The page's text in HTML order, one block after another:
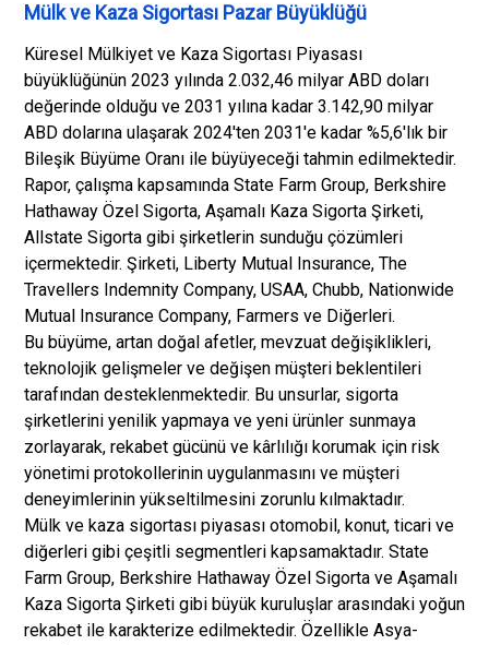
Mülk ve Kaza Sigortası Pazar Büyüklüğü
Küresel Mülkiyet ve Kaza Sigortası Piyasası
büyüklüğünün 2023 yılında 2.032,46 milyar ABD doları
değerinde olduğu ve 2031 yılına kadar 3.142,90 milyar
ABD dolarına ulaşarak 2024'ten 2031'e kadar %5,6'lık bir
Bileşik Büyüme Oranı ile büyüyeceği tahmin edilmektedir.
Rapor, çalışma kapsamında State Farm Group, Berkshire
Hathaway Özel Sigorta, Aşamalı Kaza Sigorta Şirketi,
Allstate Sigorta gibi şirketlerin sunduğu çözümleri
içermektedir. Şirketi, Liberty Mutual Insurance, The
Travellers Indemnity Company, USAA, Chubb, Nationwide
Mutual Insurance Company, Farmers ve Diğerleri.
Bu büyüme, artan doğal afetler, mevzuat değişiklikleri,
teknolojik gelişmeler ve değişen müşteri beklentileri
tarafından desteklenmektedir. Bu unsurlar, sigorta
şirketlerini yenilik yapmaya ve yeni ürünler sunmaya
zorlayarak, rekabet gücünü ve kârlılığı korumak için risk
yönetimi protokollerinin uygulanmasını ve müşteri
deneyimlerinin yükseltilmesini zorunlu kılmaktadır.
Mülk ve kaza sigortası piyasası otomobil, konut, ticari ve
diğerleri gibi çeşitli segmentleri kapsamaktadır. State
Farm Group, Berkshire Hathaway Özel Sigorta ve Aşamalı
Kaza Sigorta Şirketi gibi büyük kuruluşlar arasındaki yoğun
rekabet ile karakterize edilmektedir. Özellikle Asya-